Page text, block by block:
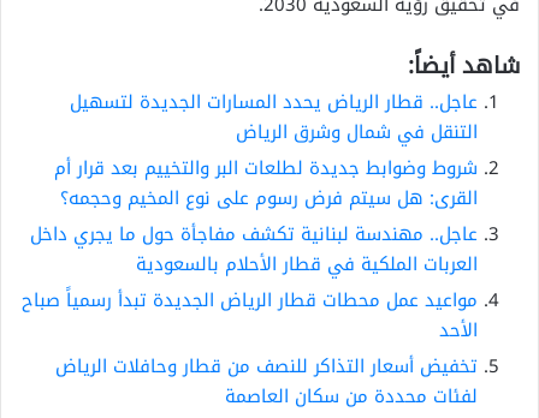
شاهد أيضاً:
عاجل.. قطار الرياض يحدد المسارات الجديدة لتسهيل
التنقل في شمال وشرق الرياض
شروط وضوابط جديدة لطلعات البر والتخييم بعد قرار أم
القرى: هل سيتم فرض رسوم على نوع المخيم وحجمه؟
عاجل.. مهندسة لبنانية تكشف مفاجأة حول ما يجري داخل
العربات الملكية في قطار الأحلام بالسعودية
مواعيد عمل محطات قطار الرياض الجديدة تبدأ رسمياً صباح
الأحد
تخفيض أسعار التذاكر للنصف من قطار وحافلات الرياض
لفئات محددة من سكان العاصمة